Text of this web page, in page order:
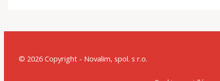
© 2026 Copyright - Novalim, spol. s r.o.